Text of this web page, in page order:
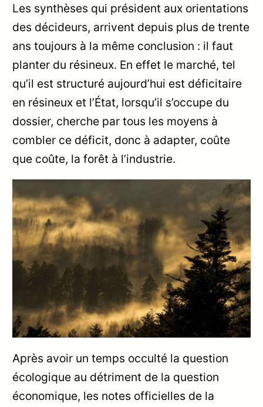
Les synthèses qui président aux orientations
des décideurs, arrivent depuis plus de trente
ans toujours à la même conclusion : il faut
planter du résineux. En effet le marché, tel
qu’il est structuré aujourd’hui est déficitaire
en résineux et l’État, lorsqu’il s’occupe du
dossier, cherche par tous les moyens à
combler ce déficit, donc à adapter, coûte
que coûte, la forêt à l’industrie.
Après avoir un temps occulté la question
écologique au détriment de la question
économique, les notes officielles de la